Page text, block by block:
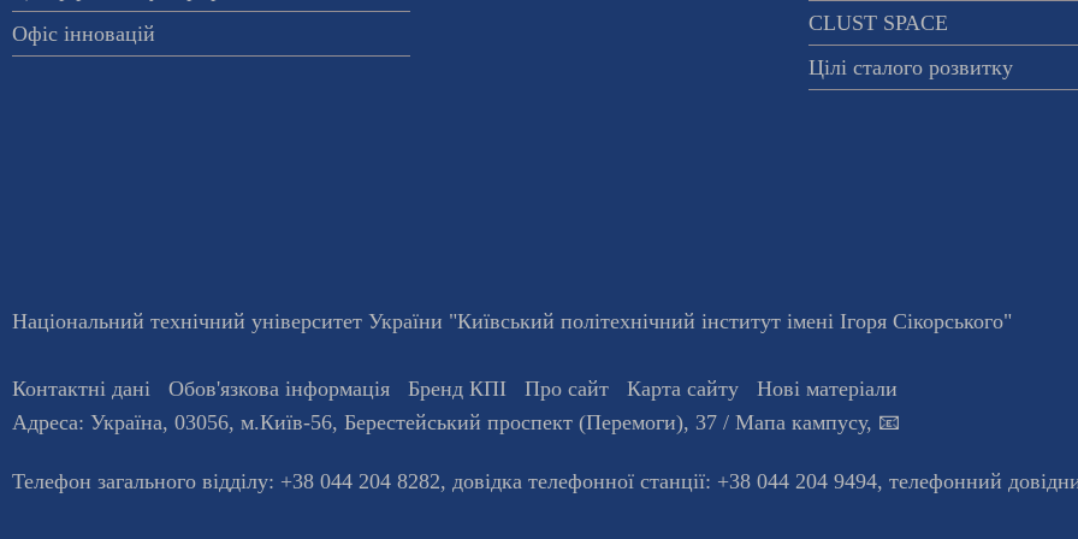
Офіс інновацій
CLUST SPACE
Цілі сталого розвитку
Національний технічний університет України "Київський політехнічний інститут імені Ігоря Сікорського"
Контактні дані Обов'язкова інформація Бренд КПІ Про сайт Карта сайту
Нові матеріали
Адреса: Україна, 03056, м.Київ-56, Берестейський проспект (Перемоги), 37 / Мапа кампусу, 📧
Телефон загального відділу: +38 044 204 8282, довiдка телефонної станцiї: +38 044 204 9494, телефонний